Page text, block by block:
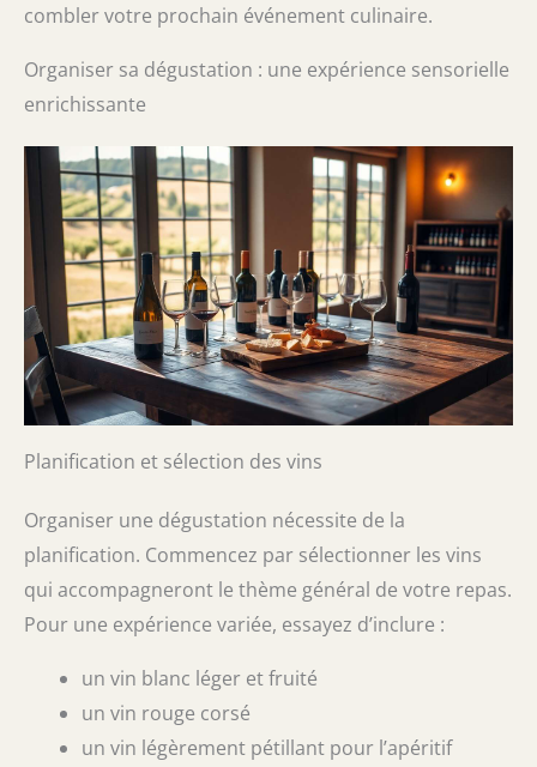
combler votre prochain événement culinaire.
Organiser sa dégustation : une expérience sensorielle
enrichissante
Planification et sélection des vins
Organiser une dégustation nécessite de la
planification. Commencez par sélectionner les vins
qui accompagneront le thème général de votre repas.
Pour une expérience variée, essayez d’inclure :
un vin blanc léger et fruité
un vin rouge corsé
un vin légèrement pétillant pour l’apéritif